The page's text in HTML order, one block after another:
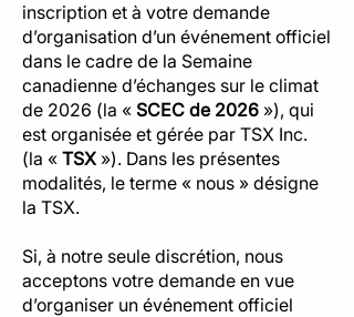
inscription et à votre demande
d’organisation d’un événement officiel
dans le cadre de la Semaine
canadienne d’échanges sur le climat
de 2026 (la « SCEC de 2026 »), qui
est organisée et gérée par TSX Inc.
(la « TSX »). Dans les présentes
modalités, le terme « nous » désigne
la TSX.
Si, à notre seule discrétion, nous
acceptons votre demande en vue
d’organiser un événement officiel